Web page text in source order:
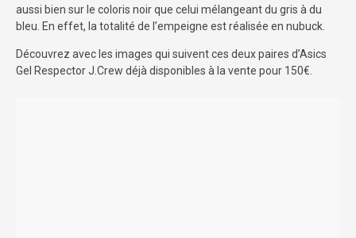
aussi bien sur le coloris noir que celui mélangeant du gris à du
bleu. En effet, la totalité de l’empeigne est réalisée en nubuck.
Découvrez avec les images qui suivent ces deux paires d’Asics
Gel Respector J.Crew déjà disponibles à la vente pour 150€.